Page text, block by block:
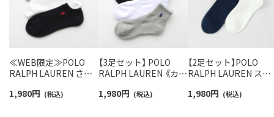
≪WEB限定≫POLO
RALPH LAUREN さら
スニーカー丈ソックス
1,980円 (税込)
【3足セット】 POLO
RALPH LAUREN 《カラ
ンポイントソックス シ
1,980円 (税込)
【2足セット】POLO
RALPH LAUREN スタ
ロベア オーガニック
1,980円 (税込)